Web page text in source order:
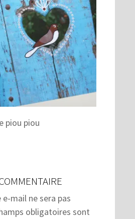
piou piou
mail ne sera pas
obligatoires sont